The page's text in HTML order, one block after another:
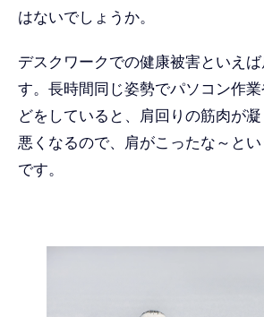
はないでしょうか。
デスクワークでの健康被害といえ
す。長時間同じ姿勢でパソコン作
どをしていると、肩回りの筋肉が
悪くなるので、肩がこったな～と
です。